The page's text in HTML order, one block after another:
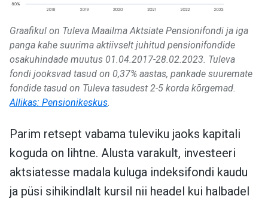
Graafikul on Tuleva Maailma Aktsiate Pensionifondi ja iga
panga kahe suurima aktiivselt juhitud pensionifondide
osakuhindade muutus 01.04.2017-28.02.2023. Tuleva
fondi jooksvad tasud on 0,37% aastas, pankade suuremate
fondide tasud on Tuleva tasudest 2-5 korda kõrgemad.
Allikas: Pensionikeskus.
Parim retsept vabama tuleviku jaoks kapitali
koguda on lihtne. Alusta varakult, investeeri
aktsiatesse madala kuluga indeksifondi kaudu
ja püsi sihikindlalt kursil nii headel kui halbadel